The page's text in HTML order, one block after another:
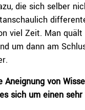
die sich selber
viel Zeit. Man
um dann am
von
sich um einen